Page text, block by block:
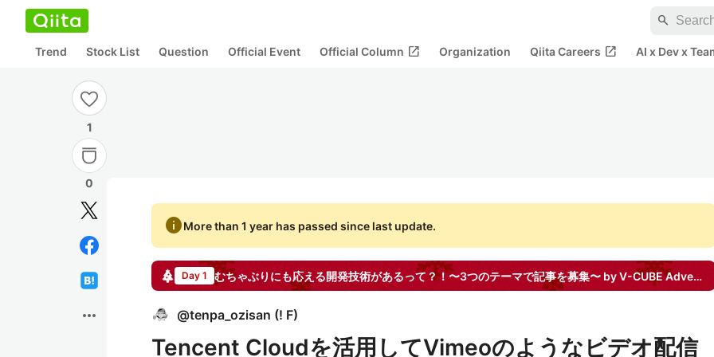
search
Trend Stock List Question Official Event Official Column open_in_new Organization Qiita Careers open_in_new AI x Dev x
1
0
more_horiz
infoMore than 1 year has passed since last update.
Day 1 むちゃぶりにも応える開発技術があるって？！〜3つのテーマで記事を募集〜 by V-CUBEAdvent Calendar
@tenpa_ozisan (! F)
Tencent Cloudを活用してVimeoのようなビデオ配信